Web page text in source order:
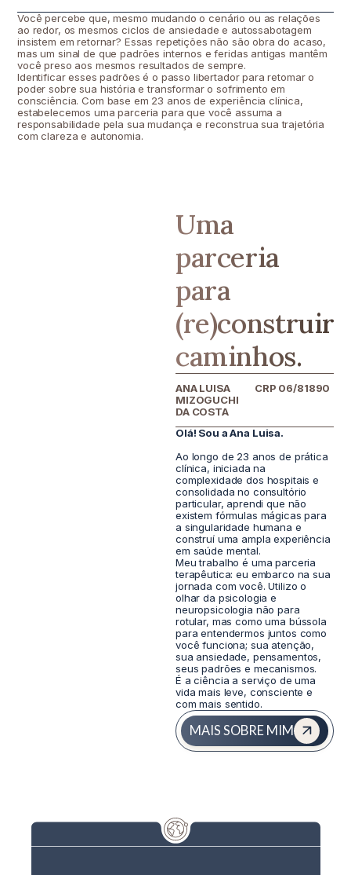
Você percebe que, mesmo mudando o cenário ou as relações
ao redor, os mesmos ciclos de ansiedade e autossabotagem
insistem em retornar? Essas repetições não são obra do acaso,
mas um sinal de que padrões internos e feridas antigas mantêm
você preso aos mesmos resultados de sempre.
Identificar esses padrões é o passo libertador para retomar o
poder sobre sua história e transformar o sofrimento em
consciência. Com base em 23 anos de experiência clínica,
estabelecemos uma parceria para que você assuma a
responsabilidade pela sua mudança e reconstrua sua trajetória
com clareza e autonomia.
Uma
parceria
para
(re)construir
caminhos.
ANA LUISA
MIZOGUCHI
DA COSTA
CRP 06/81890
Olá! Sou a Ana Luisa.
Ao longo de 23 anos de prática
clínica, iniciada na
complexidade dos hospitais e
consolidada no consultório
particular, aprendi que não
existem fórmulas mágicas para
a singularidade humana e
construí uma ampla experiência
em saúde mental.
Meu trabalho é uma parceria
terapêutica: eu embarco na sua
jornada com você. Utilizo o
olhar da psicologia e
neuropsicologia não para
rotular, mas como uma bússola
para entendermos juntos como
você funciona; sua atenção,
sua ansiedade, pensamentos,
seus padrões e mecanismos.
É a ciência a serviço de uma
vida mais leve, consciente e
com mais sentido.
MAIS SOBRE MIM